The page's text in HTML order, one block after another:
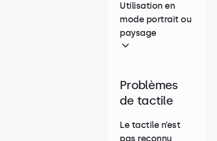
Utilisation en
mode portrait ou
paysage
Problèmes
de tactile
Le tactile n’est
pas reconnu